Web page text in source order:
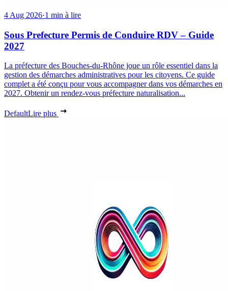
4 Aug 2026·1 min à lire
Sous Prefecture Permis de Conduire RDV – Guide
2027
La préfecture des Bouches-du-Rhône joue un rôle essentiel dans la
gestion des démarches administratives pour les citoyens. Ce guide
complet a été conçu pour vous accompagner dans vos démarches en
2027. Obtenir un rendez-vous préfecture naturalisation...
DefaultLire plus